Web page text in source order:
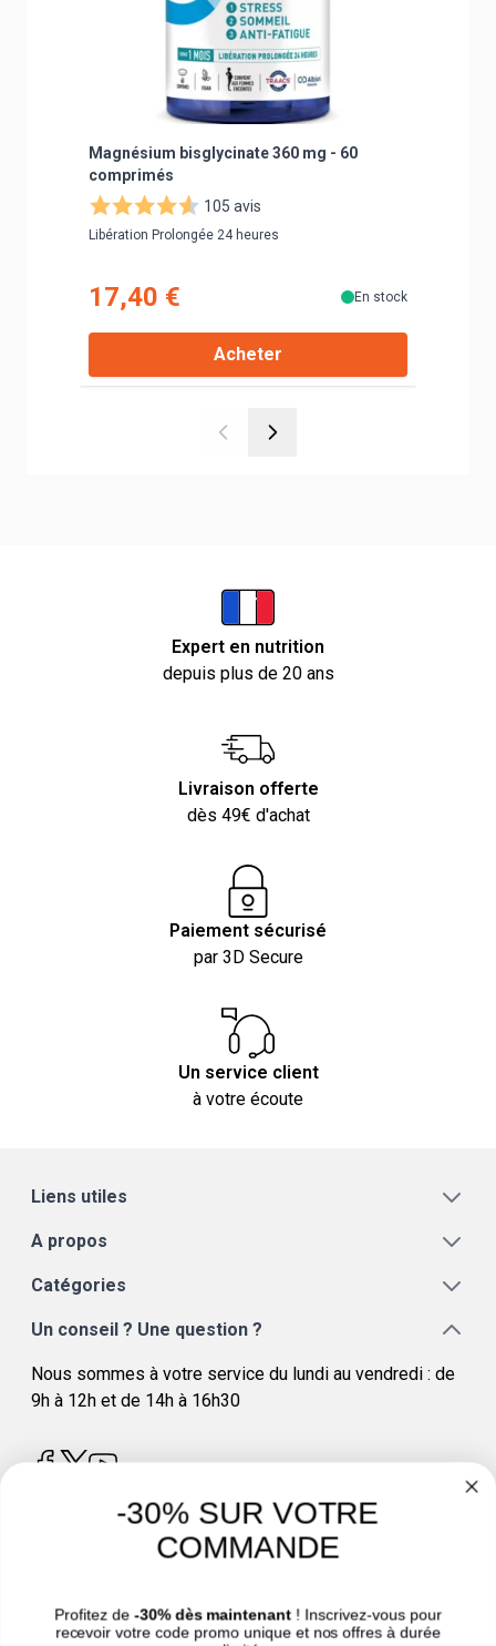
Magnésium bisglycinate 360 mg - 60
comprimés
105 avis
Libération Prolongée 24 heures
17,40 € En stock
Acheter
Expert en nutrition
depuis plus de 20 ans
Livraison offerte
dès 49€ d'achat
Paiement sécurisé
par 3D Secure
Un service client
à votre écoute
Liens utiles
A propos
Catégories
Un conseil ? Une question ?
Nous sommes à votre service du lundi au vendredi : de
9h à 12h et de 14h à 16h30
4.8/ 5
-30% SUR VOTRE
COMMANDE
Profitez de -30% dès maintenant ! Inscrivez-vous pour
recevoir votre code promo unique et nos offres à durée